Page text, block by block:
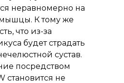
неравномерно на
К тому же
что из-за
будет страдать
сустав.
посредством
становится не